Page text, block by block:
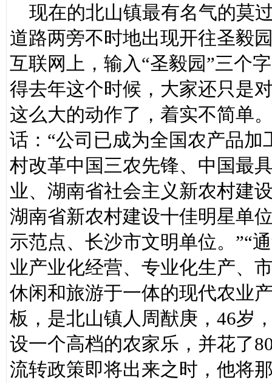
现在的北山镇最有名气的莫
道路两旁不时地出现开往圣毅
互联网上，输入“圣毅园”三个
得去年这个时候，大家还只是
这么大的动作了，着实不简单
话：“公司已成为全国农产品
村改革中国三农先锋、中国最
业、湖南省社会主义新农村建
湖南省新农村建设十佳明星单
示范点、长沙市文明单位。”“
业产业化经营、专业化生产、
休闲和旅游于一体的现代农业
板，是北山镇人周猷庚，46岁
设一个高档的农家乐，并花了
流转政策即将出来之时，他将